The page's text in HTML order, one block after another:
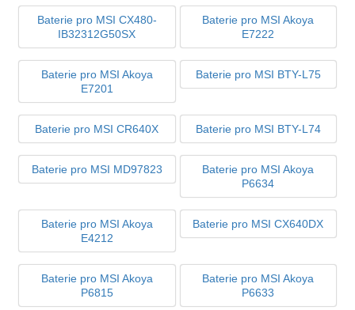
Baterie pro MSI CX480-
IB32312G50SX
Baterie pro MSI Akoya
E7222
Baterie pro MSI Akoya
E7201
Baterie pro MSI BTY-L75
Baterie pro MSI CR640X Baterie pro MSI BTY-L74
Baterie pro MSI MD97823
Baterie pro MSI Akoya
P6634
Baterie pro MSI Akoya
E4212
Baterie pro MSI CX640DX
Baterie pro MSI Akoya
P6815
Baterie pro MSI Akoya
P6633